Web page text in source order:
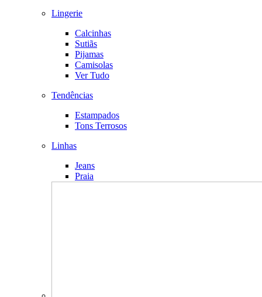
Lingerie
Calcinhas
Sutiãs
Pijamas
Camisolas
Ver Tudo
Tendências
Estampados
Tons Terrosos
Linhas
Jeans
Praia